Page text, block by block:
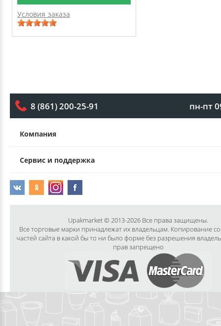
Условия заказа
8 (861) 200-25-91 пн-пт
Компания
Сервис и поддержка
Upakmarket © 2013-2026 Все права защищены.
Все торговые марки принадлежат их владельцам. Копирование
частей сайта в какой бы то ни было форме без разрешения
прав запрещено